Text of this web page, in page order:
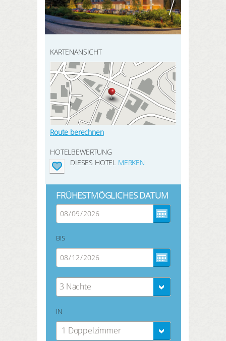
HIER REGISTRIEREN
ANMELDEN
SUCHEN
KARTENANSICHT
Route berechnen
HOTELBEWERTUNG
DIESES HOTEL MERKEN
FRÜHESTMÖGLICHES DATUM
BIS
3 Nächte
IN
1 Doppelzimmer